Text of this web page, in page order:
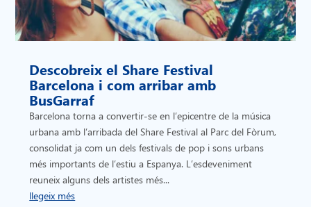
Descobreix el Share Festival
Barcelona i com arribar amb
BusGarraf
Barcelona torna a convertir-se en l’epicentre de la música
urbana amb l’arribada del Share Festival al Parc del Fòrum,
consolidat ja com un dels festivals de pop i sons urbans
més importants de l’estiu a Espanya. L’esdeveniment
reuneix alguns dels artistes més...
llegeix més